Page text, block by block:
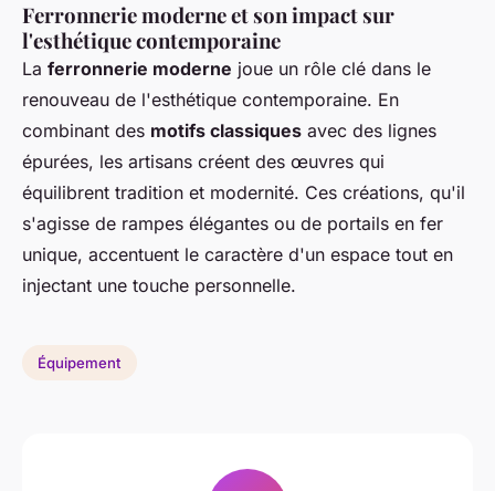
Ferronnerie moderne et son impact sur
l'esthétique contemporaine
La ferronnerie moderne joue un rôle clé dans le
renouveau de l'esthétique contemporaine. En
combinant des motifs classiques avec des lignes
épurées, les artisans créent des œuvres qui
équilibrent tradition et modernité. Ces créations, qu'il
s'agisse de rampes élégantes ou de portails en fer
unique, accentuent le caractère d'un espace tout en
injectant une touche personnelle.
Équipement